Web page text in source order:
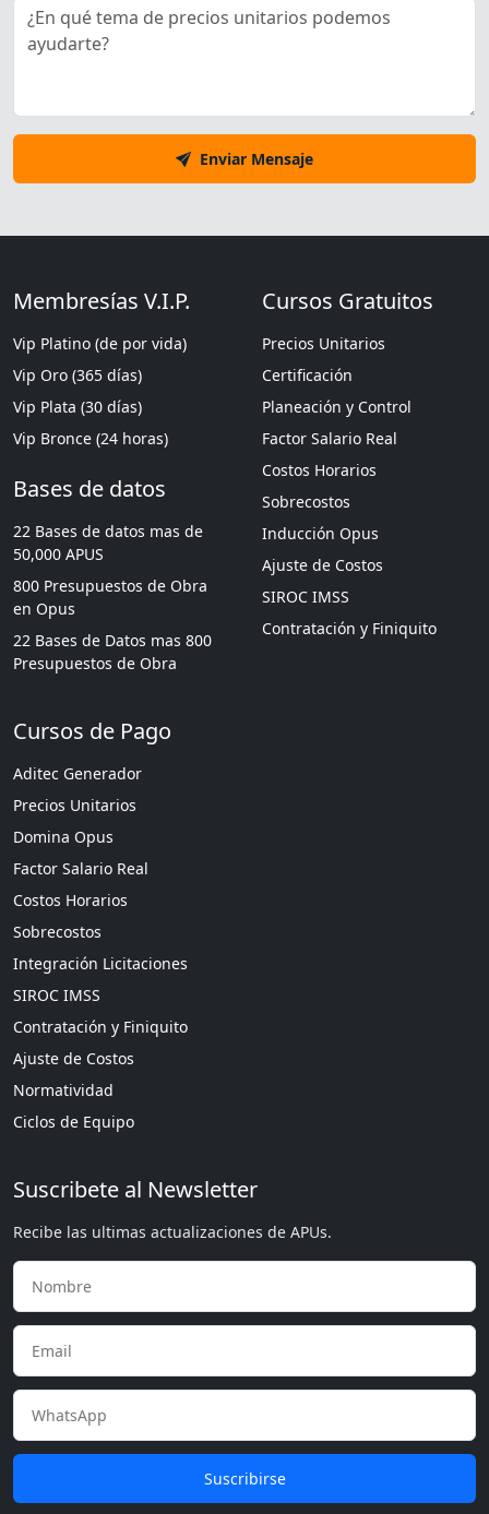
Enviar Mensaje
Membresías V.I.P.
Vip Platino (de por vida)
Vip Oro (365 días)
Vip Plata (30 días)
Vip Bronce (24 horas)
Bases de datos
22 Bases de datos mas de
50,000 APUS
800 Presupuestos de Obra
en Opus
22 Bases de Datos mas 800
Presupuestos de Obra
Cursos Gratuitos
Precios Unitarios
Certificación
Planeación y Control
Factor Salario Real
Costos Horarios
Sobrecostos
Inducción Opus
Ajuste de Costos
SIROC IMSS
Contratación y Finiquito
Cursos de Pago
Aditec Generador
Precios Unitarios
Domina Opus
Factor Salario Real
Costos Horarios
Sobrecostos
Integración Licitaciones
SIROC IMSS
Contratación y Finiquito
Ajuste de Costos
Normatividad
Ciclos de Equipo
Suscribete al Newsletter
Recibe las ultimas actualizaciones de APUs.
Suscribirse